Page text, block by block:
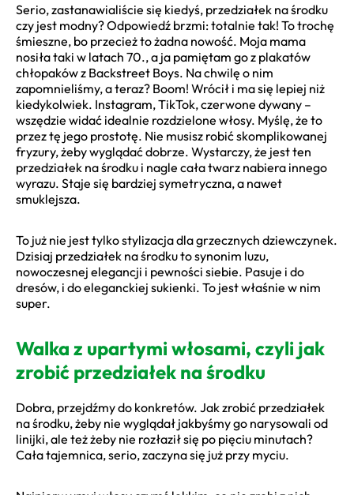
Serio, zastanawialiście się kiedyś, przedziałek na środku
czy jest modny? Odpowiedź brzmi: totalnie tak! To trochę
śmieszne, bo przecież to żadna nowość. Moja mama
nosiła taki w latach 70., a ja pamiętam go z plakatów
chłopaków z Backstreet Boys. Na chwilę o nim
zapomnieliśmy, a teraz? Boom! Wrócił i ma się lepiej niż
kiedykolwiek. Instagram, TikTok, czerwone dywany –
wszędzie widać idealnie rozdzielone włosy. Myślę, że to
przez tę jego prostotę. Nie musisz robić skomplikowanej
fryzury, żeby wyglądać dobrze. Wystarczy, że jest ten
przedziałek na środku i nagle cała twarz nabiera innego
wyrazu. Staje się bardziej symetryczna, a nawet
smuklejsza.
To już nie jest tylko stylizacja dla grzecznych dziewczynek.
Dzisiaj przedziałek na środku to synonim luzu,
nowoczesnej elegancji i pewności siebie. Pasuje i do
dresów, i do eleganckiej sukienki. To jest właśnie w nim
super.
Walka z upartymi włosami, czyli jak
zrobić przedziałek na środku
Dobra, przejdźmy do konkretów. Jak zrobić przedziałek
na środku, żeby nie wyglądał jakbyśmy go narysowali od
linijki, ale też żeby nie rozłaził się po pięciu minutach?
Cała tajemnica, serio, zaczyna się już przy myciu.